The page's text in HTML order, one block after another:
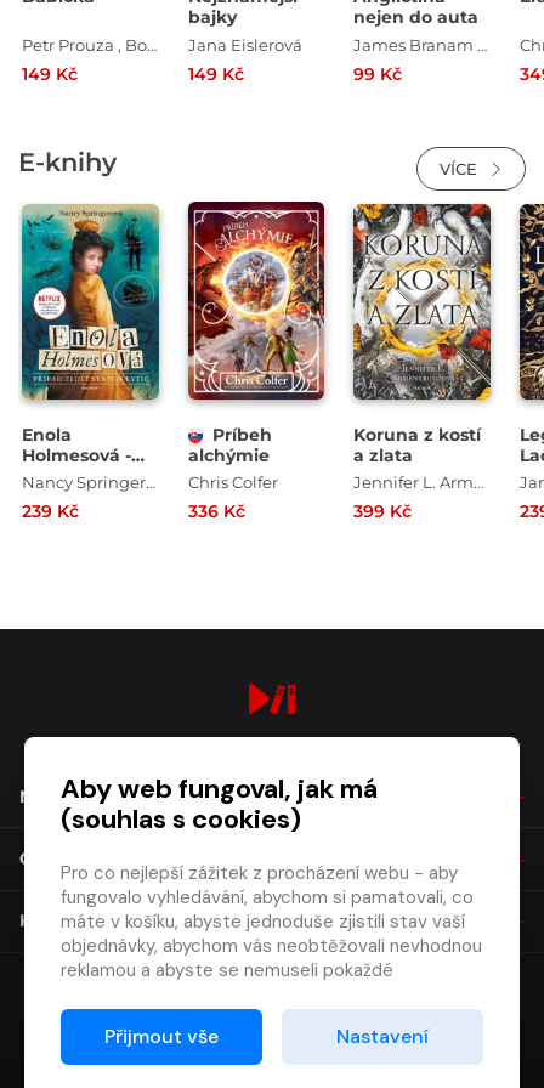
Petr Prouza , Božena Němcová
149 Kč
bajky
Jana Eislerová
149 Kč
nejen do auta
James Branam , Iva Dostálová
99 Kč
E-knihy VÍCE
Enola
Holmesová -
Případ
zlověstných
kytic
Nancy Springerová
239 Kč
Príbeh
alchýmie
Chris Colfer
336 Kč
Koruna z kostí
a zlata
Jennifer L. Armentroutová
399 Kč
NÁKUP
O SPOLEČNOSTI
KONTAKT
Aby web fungoval, jak má
(souhlas s cookies)
Pro co nejlepší zážitek z procházení webu - aby
fungovalo vyhledávání, abychom si pamatovali, co
máte v košíku, abyste jednoduše zjistili stav vaší
objednávky, abychom vás neobtěžovali nevhodnou
reklamou a abyste se nemuseli pokaždé
Proto od vás potřebujeme souhlas se
zpracováním souborů cookies
Přijmout vše Nastavení